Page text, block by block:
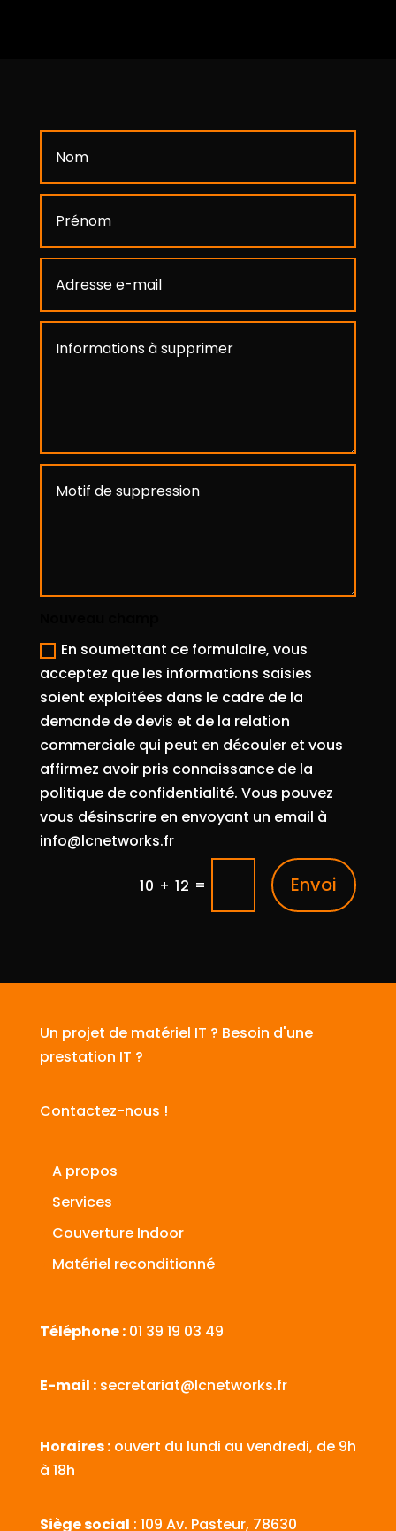
En soumettant ce formulaire, vous
acceptez que les informations saisies
soient exploitées dans le cadre de la
demande de devis et de la relation
commerciale qui peut en découler et vous
affirmez avoir pris connaissance de la
politique de confidentialité. Vous pouvez
vous désinscrire en envoyant un email à
info@lcnetworks.fr
10 + 12 = Envoi
Un projet de matériel IT ? Besoin d'une
prestation IT ?
Contactez-nous !
A propos
Services
Couverture Indoor
Matériel reconditionné
Téléphone : 01 39 19 03 49
E-mail : secretariat@lcnetworks.fr
Horaires :ouvert du lundi au vendredi, de 9h
à 18h
Siège social : 109 Av. Pasteur, 78630